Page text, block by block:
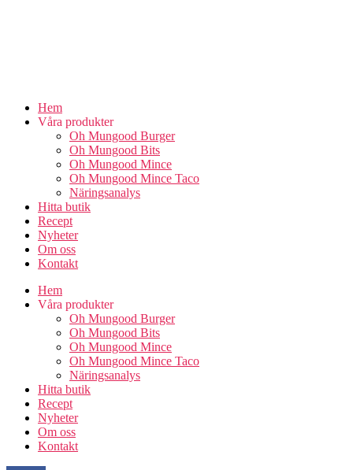
Hem
Våra produkter
Oh Mungood Burger
Oh Mungood Bits
Oh Mungood Mince
Oh Mungood Mince Taco
Näringsanalys
Hitta butik
Recept
Nyheter
Om oss
Kontakt
Hem
Våra produkter
Oh Mungood Burger
Oh Mungood Bits
Oh Mungood Mince
Oh Mungood Mince Taco
Näringsanalys
Hitta butik
Recept
Nyheter
Om oss
Kontakt